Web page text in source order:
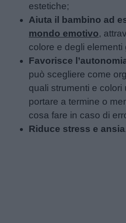
estetiche;
Aiuta il bambino ad
mondo emotivo,
colore e degli elementi
Favorisce
può scegliere come
quali strumenti e colori
portare a termine o
cosa fare in caso di
Riduce stress e ansia